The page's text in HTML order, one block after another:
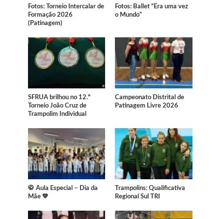
Fotos: Torneio Intercalar de
Formação 2026
(Patinagem)
Fotos: Ballet “Era uma vez
o Mundo”
SFRUA brilhou no 12.º
Torneio João Cruz de
Trampolim Individual
Campeonato Distrital de
Patinagem Livre 2026
🥋 Aula Especial – Dia da
Mãe 💙
Trampolins: Qualificativa
Regional Sul TRI